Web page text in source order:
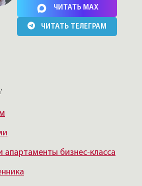
ЧИТАТЬ MAX
ЧИТАТЬ ТЕЛЕГРАМ
апартаменты бизнес-класса